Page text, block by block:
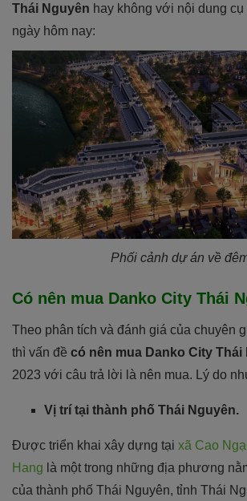
Thái Nguyên hay không với nội dung
ngày hôm nay:
Phối cảnh dự án về
Có nên mua Danko City Thái
Theo phân tích và đánh giá của chuyên
thì vấn đề có nên mua Danko City Thái
2023 với câu trả lời là nên mua. Lý do
Vị trí tại thành phố Thái Nguyên.
Được triển khai xây dựng tại xã Cao
Hang là một trong những địa phương
của thành phố Thái Nguyên, tỉnh Thái